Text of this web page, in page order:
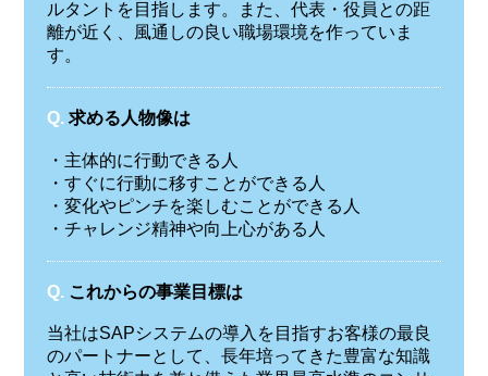
ルタントを目指します。また、代表・役員との距
離が近く、風通しの良い職場環境を作っていま
す。
Q. 求める人物像は
・主体的に行動できる人
・すぐに行動に移すことができる人
・変化やピンチを楽しむことができる人
・チャレンジ精神や向上心がある人
Q. これからの事業目標は
当社はSAPシステムの導入を目指すお客様の最良
のパートナーとして、長年培ってきた豊富な知識